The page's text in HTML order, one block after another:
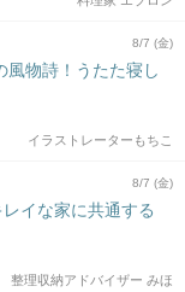
8/7 (金)
風物詩！うたた寝し
イラストレーターもちこ
8/7 (金)
イな家に共通する
整理収納アドバイザー みほ